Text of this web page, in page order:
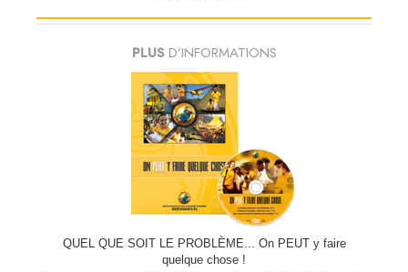
PLUS D’INFORMATIONS
QUEL QUE SOIT LE PROBLÈME... On PEUT y faire
quelque chose !